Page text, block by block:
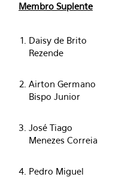
Membro Suplente
Daisy de Brito
Rezende
Airton Germano
Bispo Junior
José Tiago
Menezes Correia
Pedro Miguel